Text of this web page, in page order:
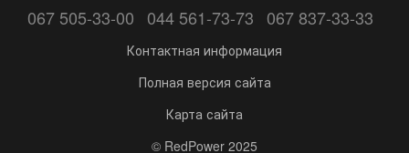
067 505-33-00 044 561-73-73 067 837-33-33
Контактная информация
Полная версия сайта
Карта сайта
© RedPower 2025